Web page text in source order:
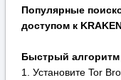
сложный пароль, или
Немедленно
Для максимальной
возможность